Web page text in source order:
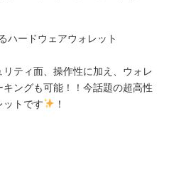
ハードウェアウォレット
ティ面、操作性に加え、ウォレ
ングも可能！！今話題の超高性
トです
！